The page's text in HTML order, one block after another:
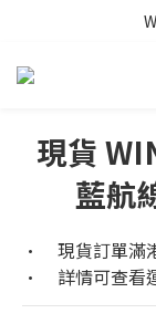
現貨
藍航
•	現貨訂單
•	詳情可查